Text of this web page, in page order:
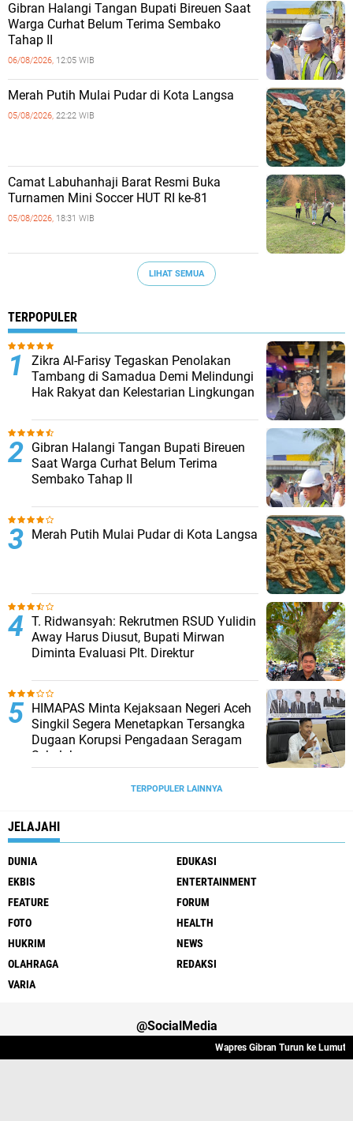
Gibran Halangi Tangan Bupati Bireuen Saat
Warga Curhat Belum Terima Sembako
Tahap II
06/08/2026, 12:05 WIB
Merah Putih Mulai Pudar di Kota Langsa
05/08/2026, 22:22 WIB
Camat Labuhanhaji Barat Resmi Buka
Turnamen Mini Soccer HUT RI ke-81
05/08/2026, 18:31 WIB
LIHAT SEMUA
TERPOPULER
Zikra Al-Farisy Tegaskan Penolakan
Tambang di Samadua Demi Melindungi
Hak Rakyat dan Kelestarian Lingkungan
Gibran Halangi Tangan Bupati Bireuen
Saat Warga Curhat Belum Terima
Sembako Tahap II
Merah Putih Mulai Pudar di Kota Langsa
T. Ridwansyah: Rekrutmen RSUD Yulidin
Away Harus Diusut, Bupati Mirwan
Diminta Evaluasi Plt. Direktur
HIMAPAS Minta Kejaksaan Negeri Aceh
Singkil Segera Menetapkan Tersangka
Dugaan Korupsi Pengadaan Seragam
Sekolah
TERPOPULER LAINNYA
JELAJAHI
DUNIA
EDUKASI
EKBIS
ENTERTAINMENT
FEATURE
FORUM
FOTO
HEALTH
HUKRIM
NEWS
OLAHRAGA
REDAKSI
VARIA
@SocialMedia
Wapres Gibran Turun ke Lumut,